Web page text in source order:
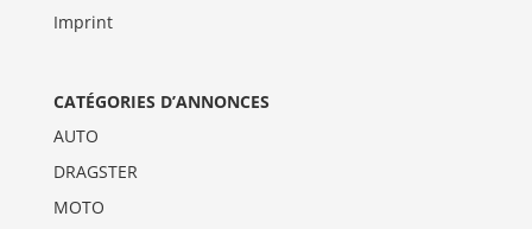
Imprint
CATÉGORIES D’ANNONCES
AUTO
DRAGSTER
MOTO